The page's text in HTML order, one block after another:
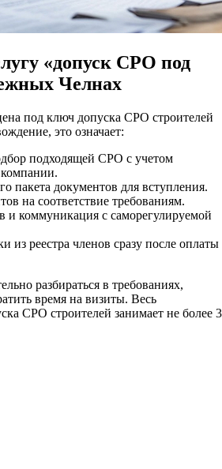
«допуск СРО под
Челнах
под ключ допуска СРО строителей
это означает:
подходящей СРО с учетом
пакета документов для вступления.
на соответствие требованиям.
и коммуникация с саморегулируемой
из реестра членов сразу после оплаты
разбираться в требованиях,
время на визиты. Весь
СРО строителей занимает не более 3